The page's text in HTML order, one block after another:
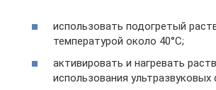
использовать подогретый
температурой около 40°C;
активировать и нагревать
использования ультразвуковых